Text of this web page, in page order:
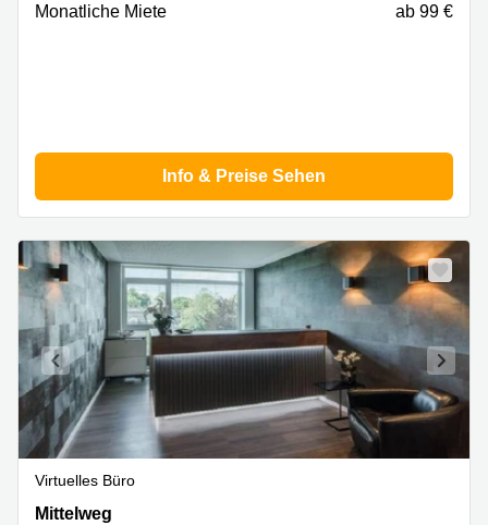
Hamburg
Monatliche Miete ab 99 €
Info & Preise Sehen
Virtuelles Büro
Mittelweg
Mittelweg